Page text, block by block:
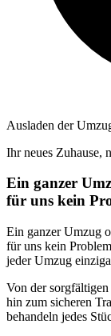
Ausladen der
Ihr neues Zuhause,
Ein ganzer
für uns kein
Ein ganzer Umzug
für uns kein
jeder Umzug
Von der
hin zum sicheren
behandeln jedes